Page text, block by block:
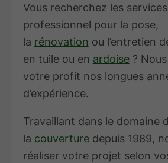
Vous recherchez les
professionnel pour la pose,
la rénovation ou l’entretien
en tuile ou en ardoise?
votre profit nos longues
d’expérience.
Travaillant dans le domaine
la couverturedepuis 1989,
réaliser votre projet selon